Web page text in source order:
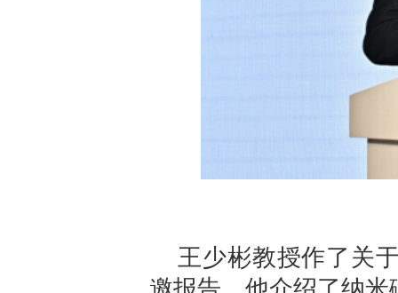
王少彬教授作了关